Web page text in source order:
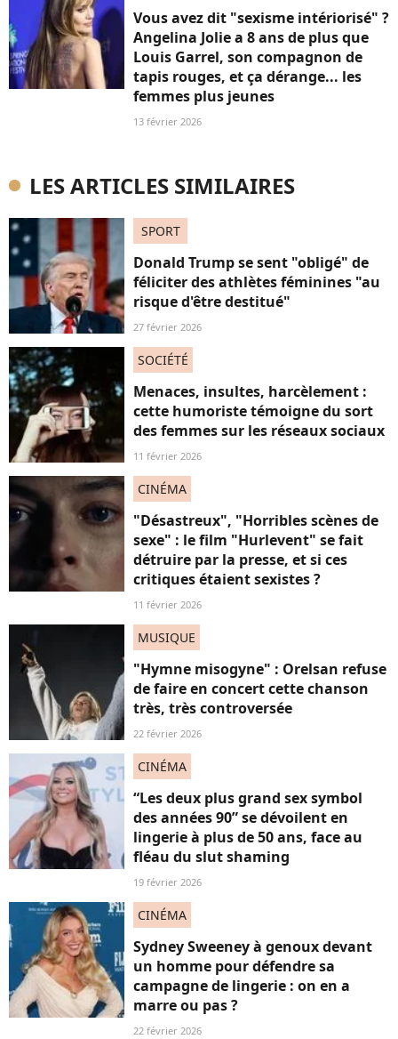
Vous avez dit "sexisme intériorisé" ?
Angelina Jolie a 8 ans de plus que
Louis Garrel, son compagnon de
tapis rouges, et ça dérange... les
femmes plus jeunes
13 février 2026
LES ARTICLES SIMILAIRES
SPORT
Donald Trump se sent "obligé" de
féliciter des athlètes féminines "au
risque d'être destitué"
27 février 2026
SOCIÉTÉ
Menaces, insultes, harcèlement :
cette humoriste témoigne du sort
des femmes sur les réseaux sociaux
11 février 2026
CINÉMA
"Désastreux", "Horribles scènes de
sexe" : le film "Hurlevent" se fait
détruire par la presse, et si ces
critiques étaient sexistes ?
11 février 2026
MUSIQUE
"Hymne misogyne" : Orelsan refuse
de faire en concert cette chanson
très, très controversée
22 février 2026
CINÉMA
“Les deux plus grand sex symbol
des années 90” se dévoilent en
lingerie à plus de 50 ans, face au
fléau du slut shaming
19 février 2026
CINÉMA
Sydney Sweeney à genoux devant
un homme pour défendre sa
campagne de lingerie : on en a
marre ou pas ?
22 février 2026